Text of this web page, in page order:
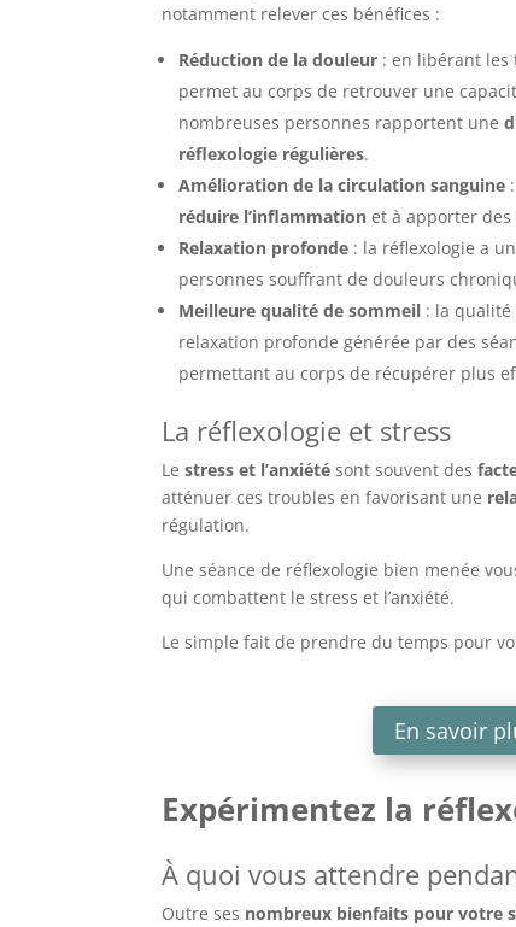
notamment relever ces bénéfices :
Réduction de la douleur : en libérant les
permet au corps de retrouver une
nombreuses personnes rapportent une
réflexologie régulières.
Amélioration de la circulation sanguine
réduire l’inflammation et à apporter
Relaxation profonde : la réflexologie a
personnes souffrant de douleurs
Meilleure qualité de sommeil : la
relaxation profonde générée par des
permettant au corps de récupérer plus
La réflexologie et stress
Lestress et l’anxiété sont souvent des
atténuer ces troubles en favorisant une
régulation.
Une séance de réflexologie bien menée
qui combattent le stress et l’anxiété.
Le simple fait de prendre du temps pour
En savoir
Expérimentez la
À quoi vous attendre
Outre ses nombreux bienfaits pour votre